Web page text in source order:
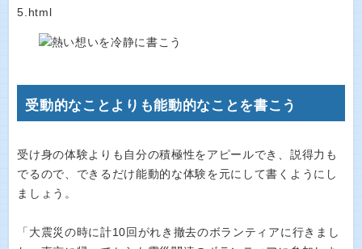
5.html
受動的なことよりも能動的なことを書こう
受け身の体験よりも自分の積極性をアピールでき、説得力も
でるので、できるだけ能動的な体験を元にして書くようにし
ましょう。
「大震災の時に計10回がれき撤去のボランティアに行きまし